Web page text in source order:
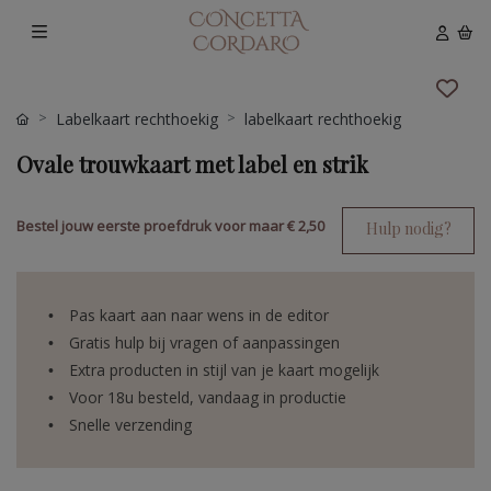
Labelkaart rechthoekig labelkaart rechthoekig
Ovale trouwkaart met label en strik
Bestel jouw eerste proefdruk voor maar€ 2,50 Hulp nodig?
Pas kaart aan naar wens in de editor
Gratis hulp bij vragen of aanpassingen
Extra producten in stijl van je kaart mogelijk
Voor 18u besteld, vandaag in productie
Snelle verzending